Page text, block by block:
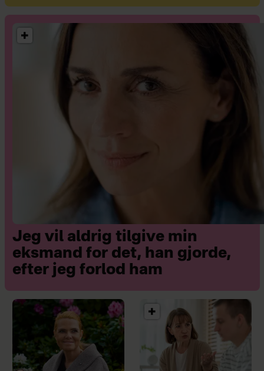
Jeg vil aldrig tilgive min
eksmand for det, han gjorde,
efter jeg forlod ham